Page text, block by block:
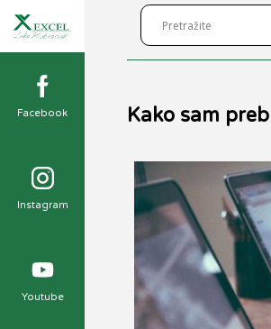
Facebook
Instagram
Youtube
Kako sam